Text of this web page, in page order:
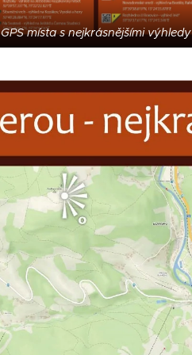
GPS místa s nejkrásnějšími výhledy